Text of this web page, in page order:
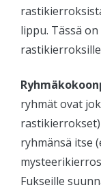
lippu. Tässä
ryhmät ovat
ryhmänsä itse
Fukseille